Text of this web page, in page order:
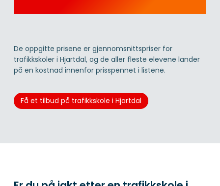
De oppgitte prisene er gjennomsnittspriser for
trafikkskoler i Hjartdal, og de aller fleste elevene lander
på en kostnad innenfor prisspennet i listene.
Få et tilbud på trafikkskole i Hjartdal